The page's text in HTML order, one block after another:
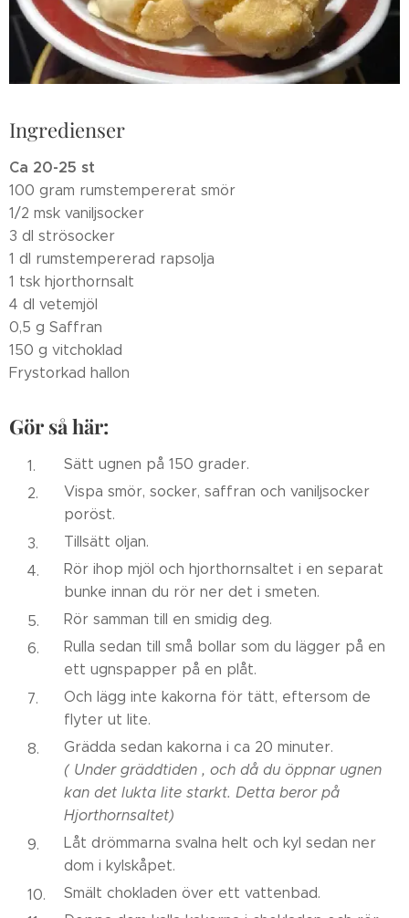
Ingredienser
Ca 20-25 st
100 gram rumstempererat smör
1/2 msk vaniljsocker
3 dl strösocker
1 dl rumstempererad rapsolja
1 tsk hjorthornsalt
4 dl vetemjöl
0,5 g Saffran
150 g vitchoklad
Frystorkad hallon
Gör så här:
Sätt ugnen på 150 grader.
Vispa smör, socker, saffran och vaniljsocker
poröst.
Tillsätt oljan.
Rör ihop mjöl och hjorthornsaltet i en separat
bunke innan du rör ner det i smeten.
Rör samman till en smidig deg.
Rulla sedan till små bollar som du lägger på en
ett ugnspapper på en plåt.
Och lägg inte kakorna för tätt, eftersom de
flyter ut lite.
Grädda sedan kakorna i ca 20 minuter.
( Under gräddtiden , och då du öppnar ugnen
kan det lukta lite starkt. Detta beror på
Hjorthornsaltet)
Låt drömmarna svalna helt och kyl sedan ner
dom i kylskåpet.
Smält chokladen över ett vattenbad.